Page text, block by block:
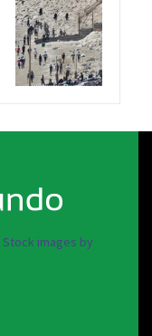
Stock images by